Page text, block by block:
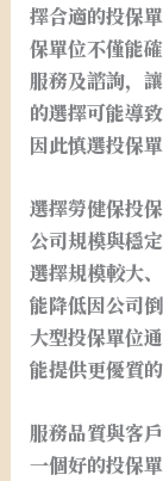
擇合適的投保
保單位不僅能
服務及諮詢，
的選擇可能導
因此慎選投保
選擇勞健保投
公司規模與穩
選擇規模較大
能降低因公司
大型投保單位
能提供更優質的
服務品質與客
一個好的投保